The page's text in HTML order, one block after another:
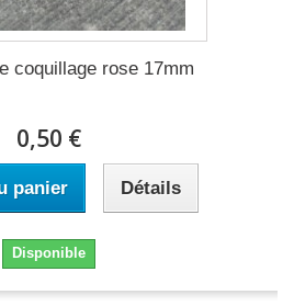
coquillage rose 17mm
0,50 €
panier Détails
Disponible